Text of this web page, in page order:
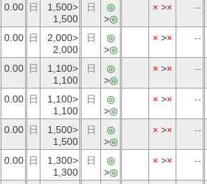
0.00 日
1,500>
1,500
日
◎
>◎
× >× --
0.00 日
2,000>
2,000
日
◎
>◎
× >× --
0.00 日
1,100>
1,100
日
◎
>◎
× >× --
0.00 日
1,100>
1,100
日
◎
>◎
× >× --
0.00 日
1,500>
1,500
日
◎
>◎
× >× --
0.00 日
1,300>
1,300
日
◎
>◎
× >× --